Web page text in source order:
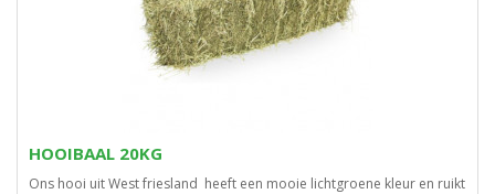
HOOIBAAL 20KG
Ons hooi uit West friesland heeft een mooie lichtgroene kleur en ruikt